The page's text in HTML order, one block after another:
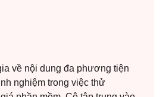
về nội dung đa phương tiện
nghiệm trong việc thử